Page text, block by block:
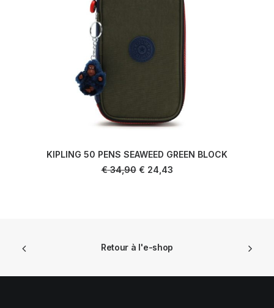
KIPLING 50 PENS SEAWEED GREEN BLOCK
€34,90 Le
€ 24,43Le
Retour à l'e-shop